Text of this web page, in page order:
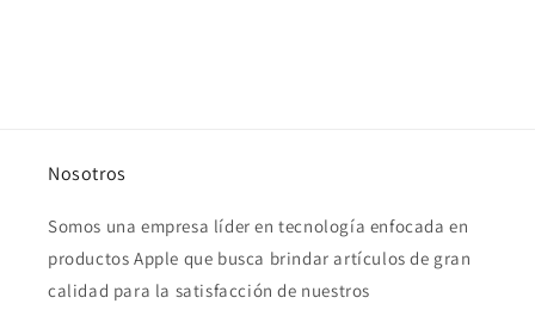
Nosotros
Somos una empresa líder en tecnología enfocada en
productos Apple que busca brindar artículos de gran
calidad para la satisfacción de nuestros